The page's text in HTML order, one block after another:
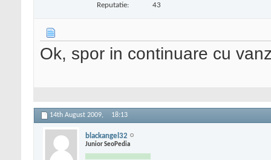
Reputatie: 43
Ok, spor in continuare cu
14th August 2009, 18:13
blackangel32
Junior SeoPedia